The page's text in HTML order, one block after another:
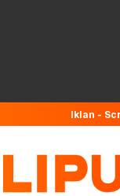
Iklan -